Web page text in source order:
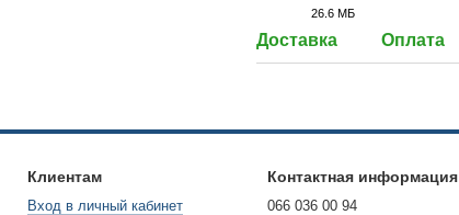
26.6 МБ
Доставка Оплата
Клиентам
Вход в личный кабинет
Контактная информация
066 036 00 94